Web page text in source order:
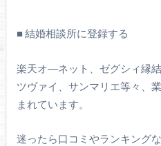
■ 結婚相談所に登録する
楽天オ―ネット、ゼグシィ縁
ツヴァイ、サンマリエ等々、
まれています。
迷ったら口コミやランキング